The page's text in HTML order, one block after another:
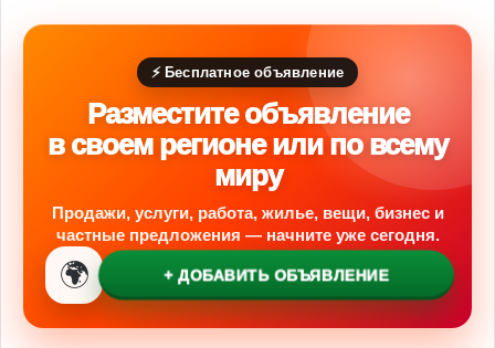
⚡ Бесплатное объявление
Разместите объявление
в своем регионе или по всему
миру
Продажи, услуги, работа, жилье, вещи, бизнес и
частные предложения — начните уже сегодня.
🌍 + ДОБАВИТЬ ОБЪЯВЛЕНИЕ